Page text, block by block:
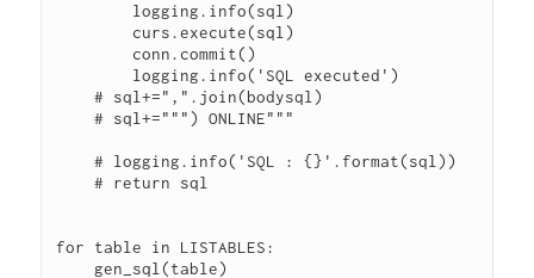
    # sql+=",".join(bodysql)
    # sql+=""") ONLINE"""
    # logging.info('SQL : {}'.format(sql))
    # return sql
for table in LISTABLES: